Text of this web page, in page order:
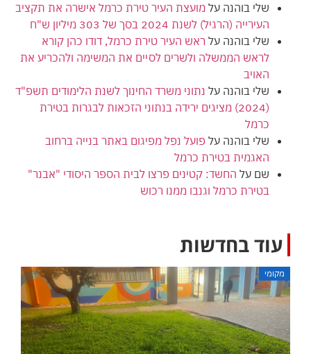
שלי בוהנה על מועצת העיר טירת כרמל אישרה את תקציב
העירייה (הרגיל) לשנת 2024 בסך של 303 מיליון ש"ח
שלי בוהנה על ראש העיר טירת כרמל, דודו כהן קורא
לראש הממשלה ולשרים לסיים את המשימה ולהכריע את
האויב
שלי בוהנה על נתוני משרד החינוך לשנת הלימודים תשפ"ד
(2024) מציגים ירידה בנתוני הזכאות לבגרות בטירת
כרמל
שלי בוהנה על פועל נפל מפיגום באתר בנייה ברחוב
האגמית בטירת כרמל
שם על החשד: קטינים פרצו לבית הספר היסודי "אבנר"
בטירת כרמל וגנבו ממנו רכוש
עוד בחדשות
מקומי